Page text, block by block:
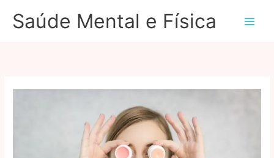
paraSaúde Mental e Física